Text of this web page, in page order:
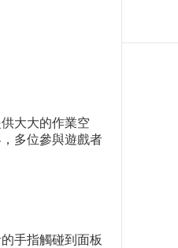
大大的作業空
多位參與遊戲者
手指觸碰到面板